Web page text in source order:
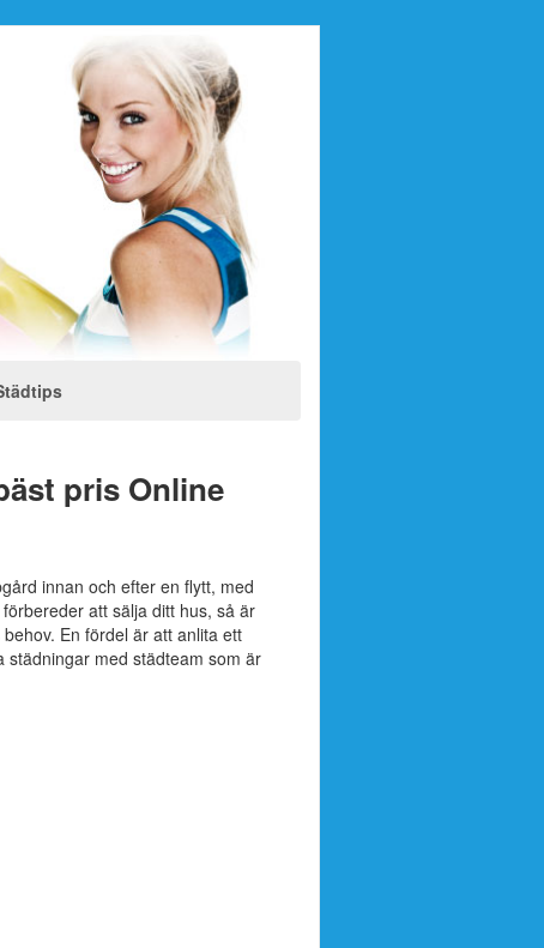
pris Online
innan och efter en flytt, med
att sälja ditt hus, så är
En fördel är att anlita ett
med städteam som är